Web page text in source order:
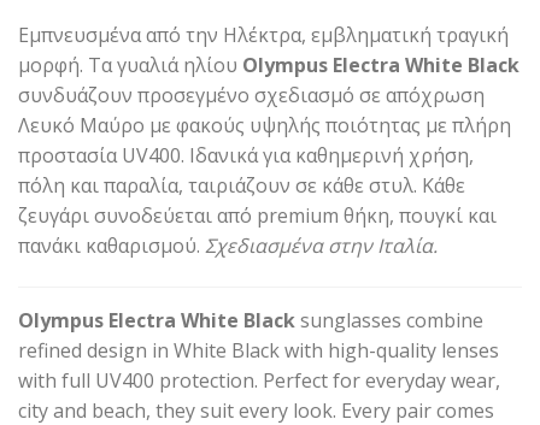
Εμπνευσμένα από την Ηλέκτρα, εμβληματική τραγική
μορφή. Τα γυαλιά ηλίου Olympus Electra White Black
συνδυάζουν προσεγμένο σχεδιασμό σε απόχρωση
Λευκό Μαύρο με φακούς υψηλής ποιότητας με πλήρη
προστασία UV400. Ιδανικά για καθημερινή χρήση,
πόλη και παραλία, ταιριάζουν σε κάθε στυλ. Κάθε
ζευγάρι συνοδεύεται από premium θήκη, πουγκί και
πανάκι καθαρισμού. Σχεδιασμένα στην Ιταλία.
Olympus Electra White Blacksunglasses combine
refined design in White Black with high-quality lenses
with full UV400 protection. Perfect for everyday wear,
city and beach, they suit every look. Every pair comes